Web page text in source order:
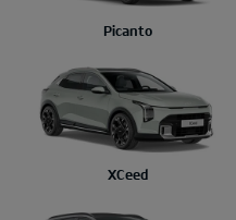
Picanto
XCeed